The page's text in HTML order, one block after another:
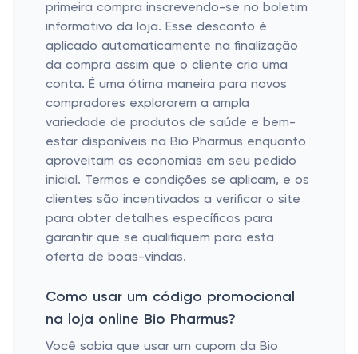
primeira compra inscrevendo-se no boletim
informativo da loja. Esse desconto é
aplicado automaticamente na finalização
da compra assim que o cliente cria uma
conta. É uma ótima maneira para novos
compradores explorarem a ampla
variedade de produtos de saúde e bem-
estar disponíveis na Bio Pharmus enquanto
aproveitam as economias em seu pedido
inicial. Termos e condições se aplicam, e os
clientes são incentivados a verificar o site
para obter detalhes específicos para
garantir que se qualifiquem para esta
oferta de boas-vindas.
Como usar um código promocional
na loja online Bio Pharmus?
Você sabia que usar um cupom da Bio